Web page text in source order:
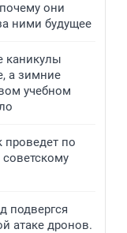
они
ними будущее
каникулы
а зимние
учебном
проведет по
подвергся
атаке дронов.